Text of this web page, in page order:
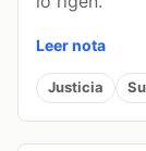
Leer nota
Justicia